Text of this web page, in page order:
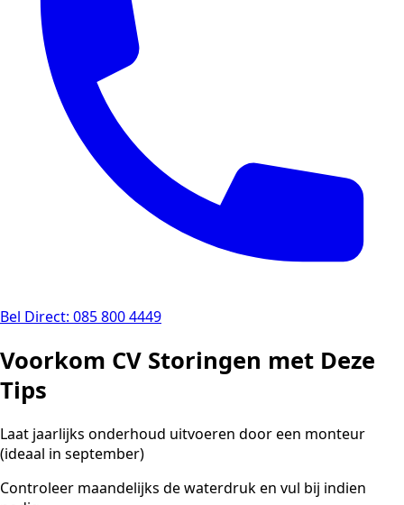
Bel Direct: 085 800 4449
Voorkom CV Storingen met Deze
Tips
Laat jaarlijks onderhoud uitvoeren door een monteur
(ideaal in september)
Controleer maandelijks de waterdruk en vul bij indien